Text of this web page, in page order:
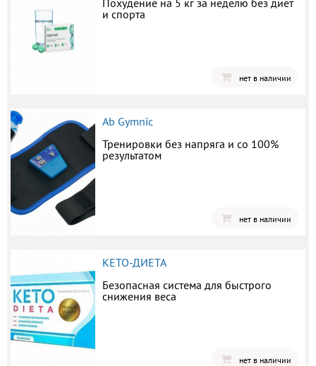
и спорта
нет в наличии
Ab Gymnic
Тренировки без напряга и со 100%
результатом
нет в наличии
КЕТО-ДИЕТА
Безопасная система для быстрого
снижения веса
нет в наличии